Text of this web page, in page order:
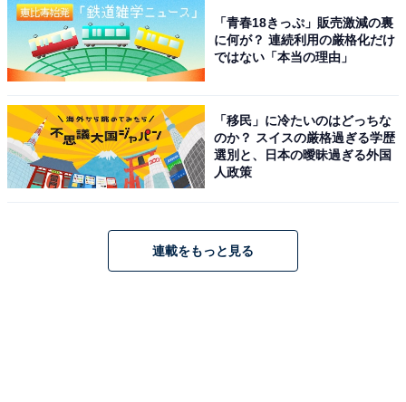
山里のいおり 草円（画像：「山里のいおり 草円」公式Webサイトよ
「山里のいおり 草円」は、江戸時代から続く築160年
の古民家を移築・再生した、奥飛騨の風情あふれる宿で
す。自家源泉から引く豊かな湯を、露天風呂の「森の
炉裏を囲み、最高級の「飛騨牛」をはじめとした山里の
味覚や、かまどで炊き上げたご飯などを心ゆくまで堪能
「青春18きっぷ」販売激減の裏
に何が？ 連続利用の厳格化だけ
ではない「本当の理由」
「移民」に冷たいのはどっちな
のか？ スイスの厳格過ぎる学歴
選別と、日本の曖昧過ぎる外国
人政策
連載をもっと見る